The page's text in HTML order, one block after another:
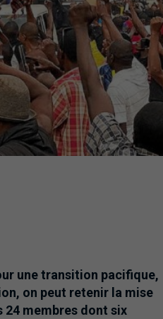
une transition pacifique,
on peut retenir la mise
24 membres dont six